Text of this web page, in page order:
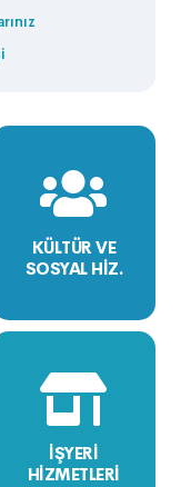
KÜLTÜR VE
SOSYAL HİZ.
İŞYERİ
HİZMETLERİ